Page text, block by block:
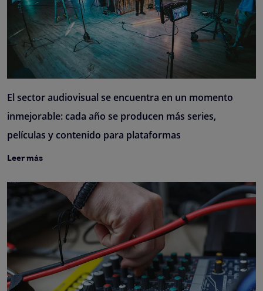
El sector audiovisual se encuentra en un momento
inmejorable: cada año se producen más series,
películas y contenido para plataformas
Leer más